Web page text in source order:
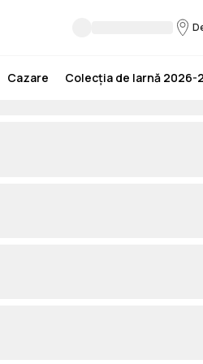
Cazare Colecția de Iarnă 2026-